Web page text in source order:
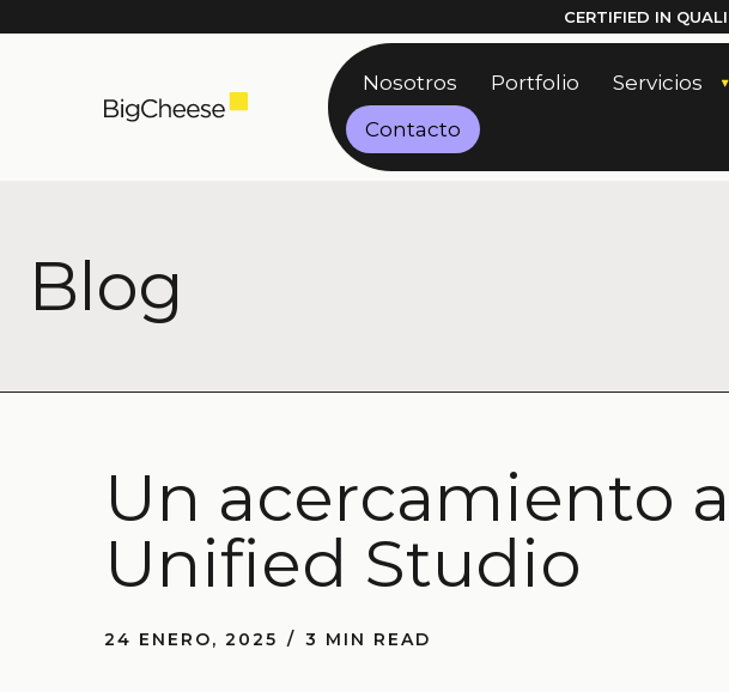
contenido
CERTIFIED IN
Nosotros Portfolio Servicios
Contacto
Blog
Un acercamiento
Unified Studio
24 ENERO, 2025 3 MIN READ